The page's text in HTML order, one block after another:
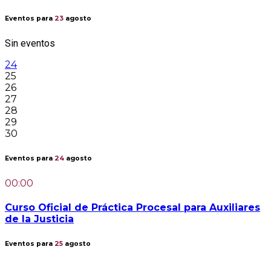
Eventos para 23 agosto
Sin eventos
24
25
26
27
28
29
30
Eventos para 24 agosto
00:00
Curso Oficial de Práctica Procesal para Auxiliares
de la Justicia
Eventos para 25 agosto